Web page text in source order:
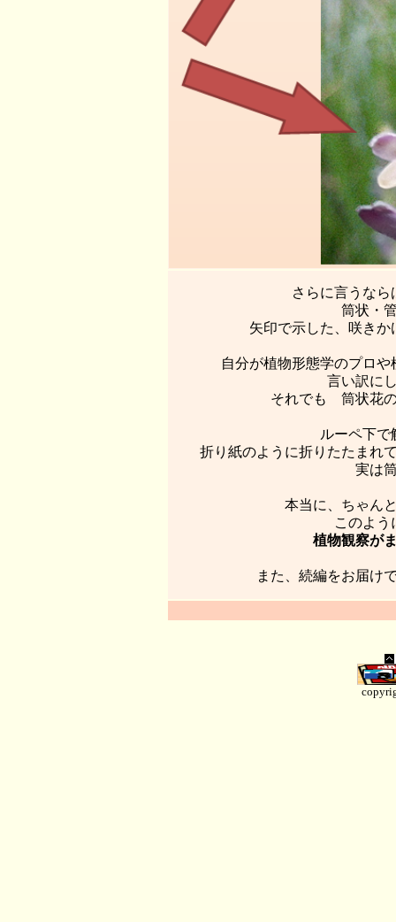
さらに言うな
筒状・
矢印で示した、咲き
自分が植物形態学のプロ
言い訳に
それでも 筒状花
ルーペ下で
折り紙のように折りたたまれ
実は
本当に、ちゃん
このよう
植物観察が
また、続編をお届け